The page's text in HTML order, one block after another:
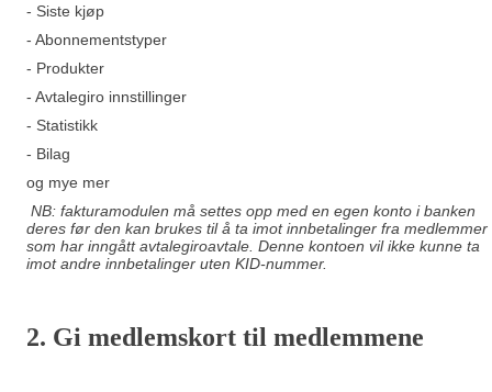
- Siste kjøp
- Abonnementstyper
- Produkter
- Avtalegiro innstillinger
- Statistikk
- Bilag
og mye mer
NB: fakturamodulen må settes opp med en egen konto i banken
deres før den kan brukes til å ta imot innbetalinger fra medlemmer
som har inngått avtalegiroavtale. Denne kontoen vil ikke kunne ta
imot andre innbetalinger uten KID-nummer.
2. Gi medlemskort til medlemmene